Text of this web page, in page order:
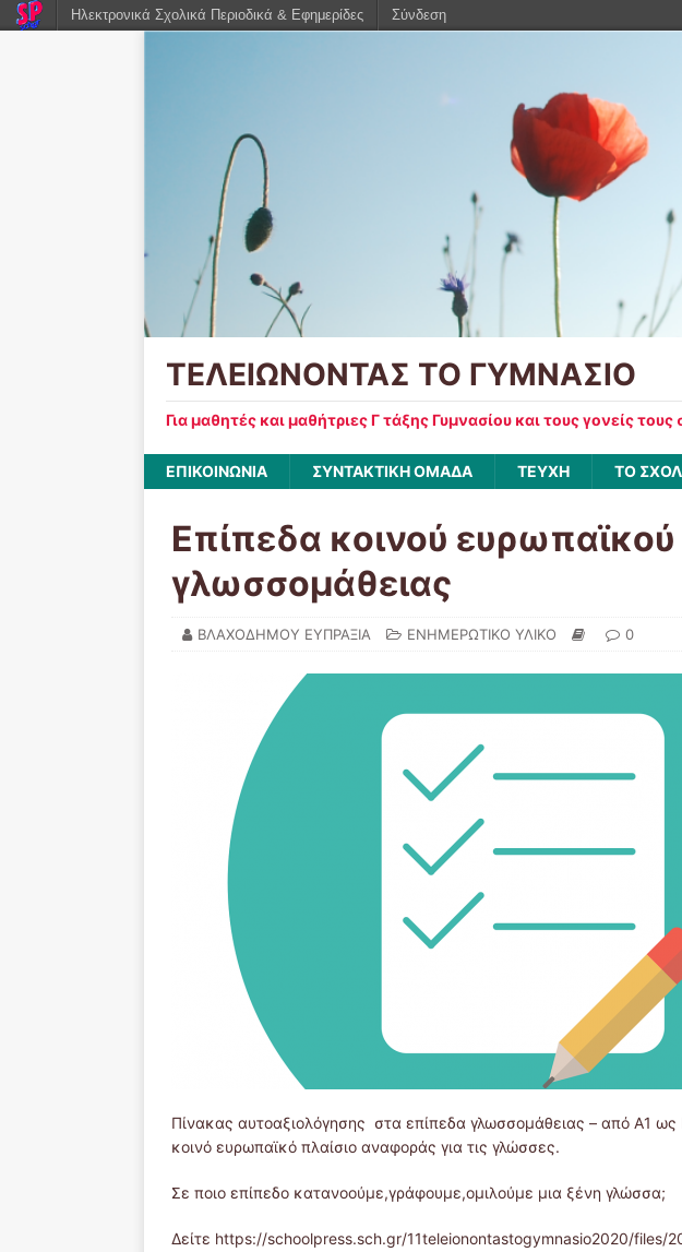
ΤΕΛΕΙΩΝΟΝΤΑΣ ΤΟ ΓΥΜΝΑΣΙΟ
Για μαθητές και μαθήτριες Γ τάξης Γυμνασίου και τους γονείς
ΕΠΙΚΟΙΝΩΝΙΑ ΣΥΝΤΑΚΤΙΚΗ ΟΜΑΔΑ ΤΕΥΧΗ ΤΟ
Επίπεδα κοινού ευρωπαϊκού
γλωσσομάθειας
ΒΛΑΧΟΔΗΜΟΥ ΕΥΠΡΑΞΙΑ ΕΝΗΜΕΡΩΤΙΚΟ ΥΛΙΚΟ 0
Πίνακας αυτοαξιολόγησης στα επίπεδα γλωσσομάθειας – από Α1 ως
κοινό ευρωπαϊκό πλαίσιο αναφοράς για τις γλώσσες.
Σε ποιο επίπεδο κατανοούμε,γράφουμε,ομιλούμε μια ξένη γλώσσα;
Δείτε https://schoolpress.sch.gr/11teleionontastogymnasio2020/files/
Ηλεκτρονικά Σχολικά Περιοδικά & Εφημερίδες Σύνδεση